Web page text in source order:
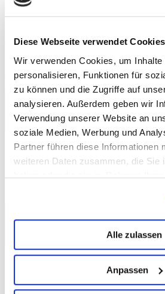
Diese Webseite verwendet Cookies
Wir verwenden Cookies, um Inhalte
personalisieren, Funktionen für
zu können und die Zugriffe auf
analysieren. Außerdem geben wir
Verwendung unserer Website an
soziale Medien, Werbung und
Partner führen diese Informationen
weiteren Daten zusammen, die Sie
haben oder die sie im Rahmen
Alle zulassen
Anpassen
zum Termin angemeldet und schon greift
die dafür notwendigen Unterlagen vor
Leider übernimmt hierfür die Pflegekasse
dass Sie diese Leistung selbst begleichen
Erfahrung
Unser gesamtes Team hat jeweils mehr
Wir haben selbst die höchsten